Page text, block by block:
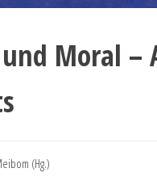
Moral –
(Hg.)